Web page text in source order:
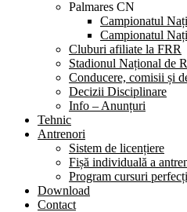
Palmares CN
Campionatul
Campionatul
Cluburi afiliate la FRR
Stadionul Național de
Conducere, comisii și
Decizii Disciplinare
Info – Anunțuri
Tehnic
Antrenori
Sistem de licențiere
Fișă individuală a
Program cursuri
Download
Contact